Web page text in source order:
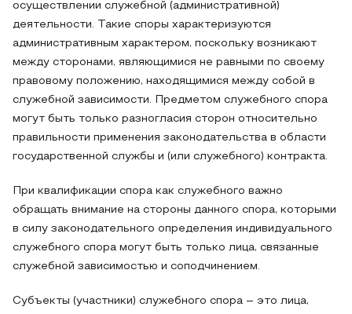
осуществлении служебной (административной)
деятельности. Такие споры характеризуются
административным характером, поскольку возникают
между сторонами, являющимися не равными по своему
правовому положению, находящимися между собой в
служебной зависимости. Предметом служебного спора
могут быть только разногласия сторон относительно
правильности применения законодательства в области
государственной службы и (или служебного) контракта.
При квалификации спора как служебного важно
обращать внимание на стороны данного спора, которыми
в силу законодательного определения индивидуального
служебного спора могут быть только лица, связанные
служебной зависимостью и соподчинением.
Субъекты (участники) служебного спора – это лица,